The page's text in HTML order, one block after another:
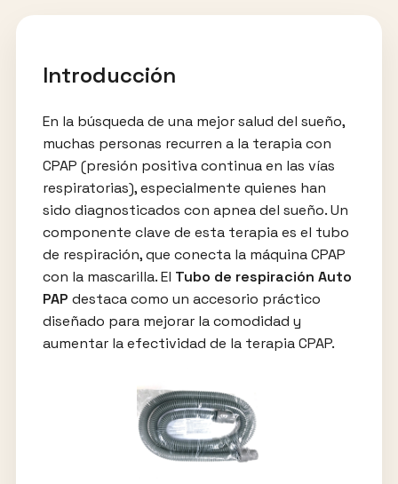
Introducción
En la búsqueda de una mejor salud del sueño,
muchas personas recurren a la terapia con
CPAP (presión positiva continua en las vías
respiratorias), especialmente quienes han
sido diagnosticados con apnea del sueño. Un
componente clave de esta terapia es el tubo
de respiración, que conecta la máquina CPAP
con la mascarilla. El Tubo de respiración Auto
PAP destaca como un accesorio práctico
diseñado para mejorar la comodidad y
aumentar la efectividad de la terapia CPAP.